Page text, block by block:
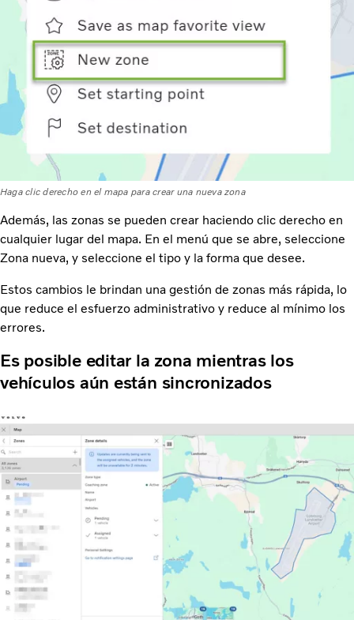
Haga clic derecho en el mapa para crear una nueva zona
Además, las zonas se pueden crear haciendo clic derecho en
cualquier lugar del mapa. En el menú que se abre, seleccione
Zona nueva, y seleccione el tipo y la forma que desee.
Estos cambios le brindan una gestión de zonas más rápida, lo
que reduce el esfuerzo administrativo y reduce al mínimo los
errores.
Es posible editar la zona mientras los
vehículos aún están sincronizados